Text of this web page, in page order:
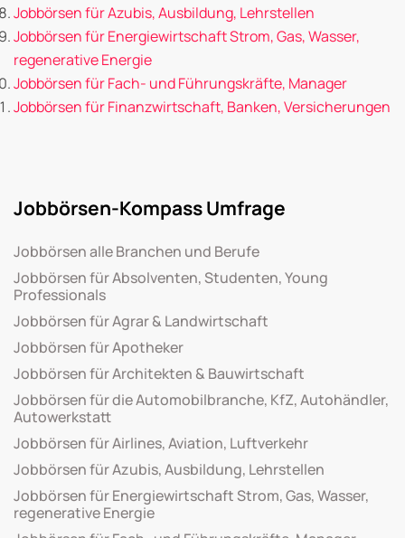
Jobbörsen für Azubis, Ausbildung, Lehrstellen
Jobbörsen für Energiewirtschaft Strom, Gas, Wasser,
regenerative Energie
Jobbörsen für Fach- und Führungskräfte, Manager
Jobbörsen für Finanzwirtschaft, Banken, Versicherungen
Jobbörsen-Kompass Umfrage
Jobbörsen alle Branchen und Berufe
Jobbörsen für Absolventen, Studenten, Young
Professionals
Jobbörsen für Agrar & Landwirtschaft
Jobbörsen für Apotheker
Jobbörsen für Architekten & Bauwirtschaft
Jobbörsen für die Automobilbranche, KfZ, Autohändler,
Autowerkstatt
Jobbörsen für Airlines, Aviation, Luftverkehr
Jobbörsen für Azubis, Ausbildung, Lehrstellen
Jobbörsen für Energiewirtschaft Strom, Gas, Wasser,
regenerative Energie